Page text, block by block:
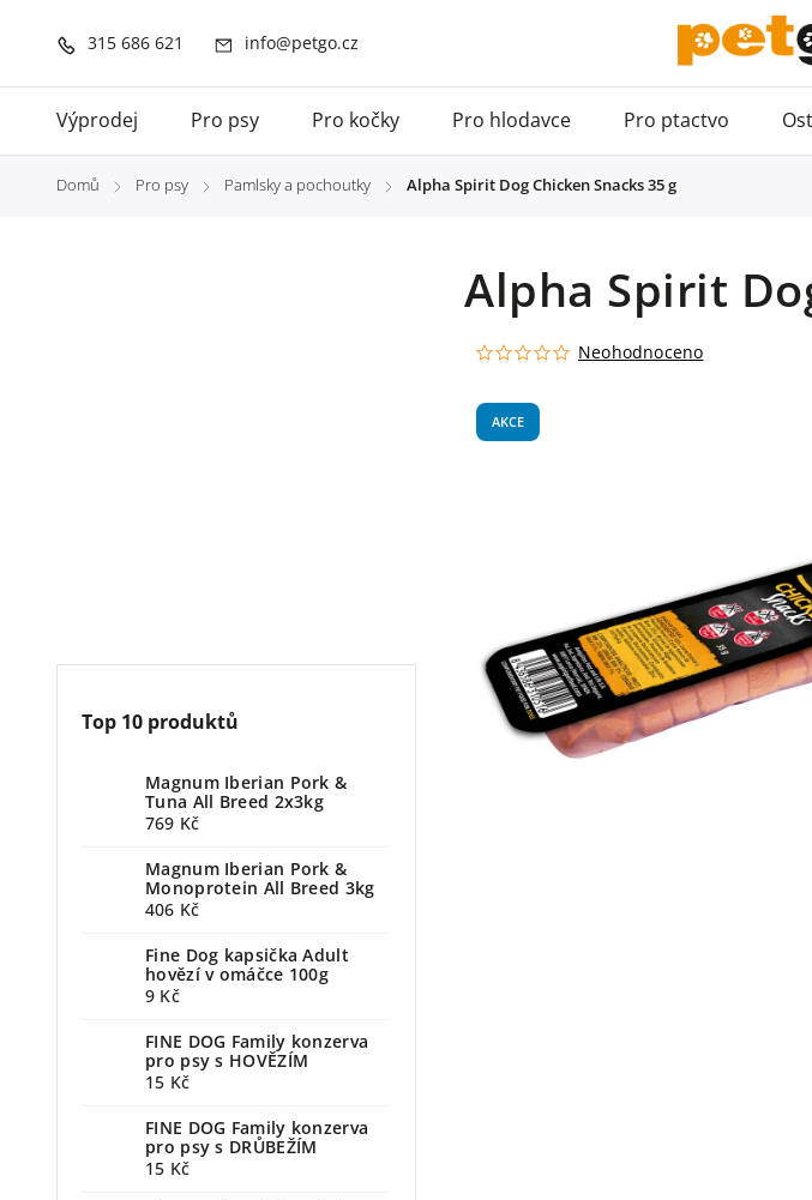
315 686 621 info@petgo.cz
Výprodej Pro psy Pro kočky Pro hlodavce Pro ptactvo
Domů / Pro psy / Pamlsky a pochoutky / Alpha Spirit Dog Chicken Snacks 35 g
Top 10 produktů
Magnum Iberian Pork &
Tuna All Breed 2x3kg
769 Kč
Magnum Iberian Pork &
Monoprotein All Breed 3kg
406 Kč
Fine Dog kapsička Adult
hovězí v omáčce 100g
9 Kč
FINE DOG Family konzerva
pro psy s HOVĚZÍM
15 Kč
FINE DOG Family konzerva
pro psy s DRŮBEŽÍM
15 Kč
Alpha Spirit
Neohodnoceno
AKCE